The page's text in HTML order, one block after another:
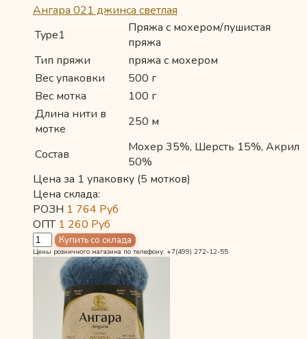
Ангара 021 джинса светлая
Type1
Пряжа с мохером/пушистая
пряжа
Тип пряжи
пряжа с мохером
Вес упаковки
500 г
Вес мотка
100 г
Длина нити в
мотке
250 м
Состав
Мохер 35%, Шерсть 15%, Акрил
50%
Цена за 1 упаковку (5 мотков)
Цена склада:
РОЗН 1 764 Руб
ОПТ 1 260 Руб
Цены розничного магазина по телефону: +7(499) 272-12-55